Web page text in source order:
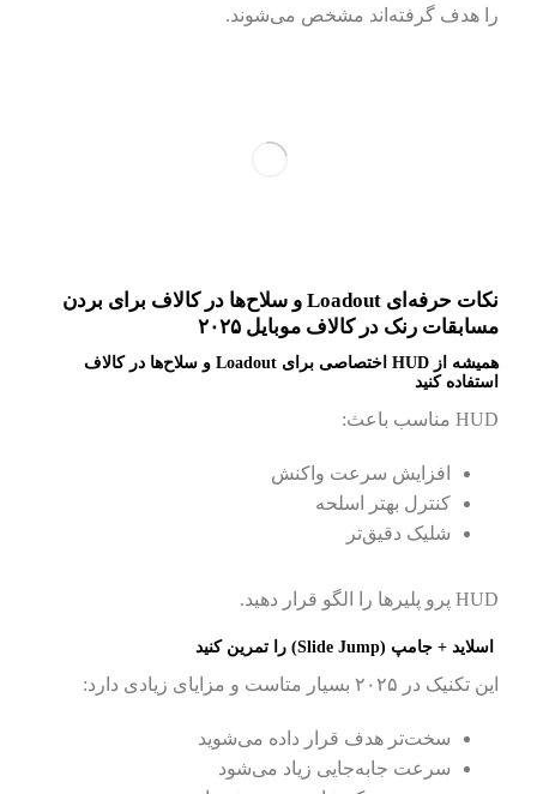
را هدف گرفته‌اند مشخص می‌شوند.
نکات حرفه‌ای Loadout و سلاح‌ها در کالاف برای بردن
مسابقات رنک در کالاف موبایل ۲۰۲۵
همیشه از HUD اختصاصی برای Loadout و سلاح‌ها در کالاف
استفاده کنید
HUD مناسب باعث:
افزایش سرعت واکنش
کنترل بهتر اسلحه
شلیک دقیق‌تر
HUD پرو پلیرها را الگو قرار دهید.
اسلاید + جامپ (Slide Jump) را تمرین کنید
این تکنیک در ۲۰۲۵ بسیار متاست و مزایای زیادی دارد:
سخت‌تر هدف قرار داده می‌شوید
سرعت جابه‌جایی زیاد می‌شود